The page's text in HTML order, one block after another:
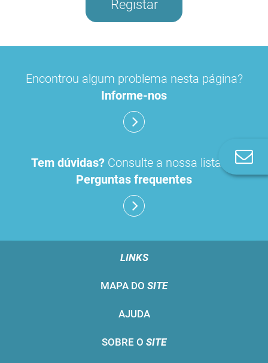
Registar
Encontrou algum problema nesta página?
Informe-nos
Tem dúvidas? Consulte a nossa lista de
Perguntas frequentes
LINKS
MAPA DO SITE
AJUDA
SOBRE O SITE